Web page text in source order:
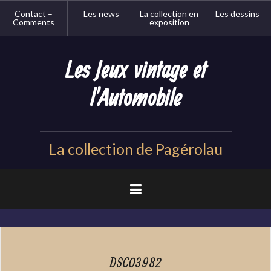
Contact –
Comments
Les news
La collection en
exposition
Les dessins
Les Jeux vintage et
l'Automobile
La collection de Pagérolau
DSC03982